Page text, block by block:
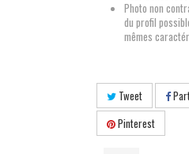
Photo non
du profil
mêmes
Tweet
Pinterest